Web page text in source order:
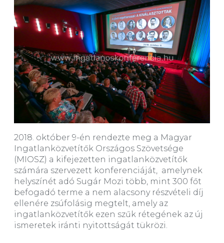
2018. október 9-én rendezte meg a Magyar
Ingatlanközvetítők Országos Szövetsége
(MIOSZ) a kifejezetten ingatlanközvetítők
számára szervezett konferenciáját, amelynek
helyszínét adó Sugár Mozi több, mint 300 főt
befogadó terme a nem alacsony részvételi díj
ellenére zsúfolásig megtelt, amely az
ingatlanközvetítők ezen szűk rétegének az új
ismeretek iránti nyitottságát tükrözi.